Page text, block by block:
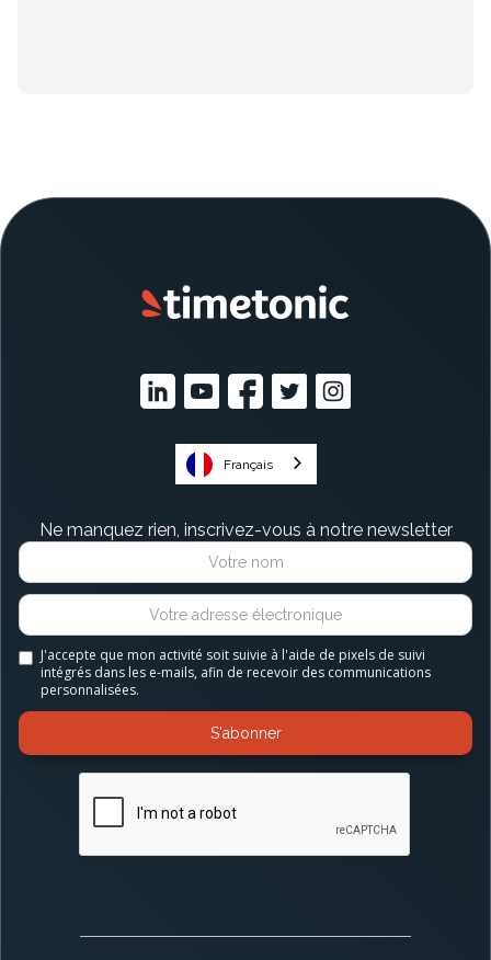
Français
Ne manquez rien, inscrivez-vous à notre newsletter
J'accepte que mon activité soit suivie à l'aide de pixels de suivi
intégrés dans les e-mails, afin de recevoir des communications
personnalisées.